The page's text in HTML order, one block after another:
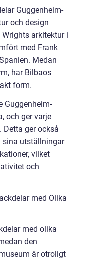
Guggenheim-
och design
arkitektur i
med Frank
Medan
har Bilbaos
form.
Guggenheim-
och ger varje
Detta ger också
sina utställningar
vilket
och
med Olika
med olika
den
är otroligt